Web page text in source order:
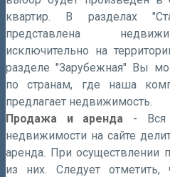
квартир. В разделах
представлена
исключительно на
разделе "Зарубежная" Вы
по странам, где наша
предлагает недвижимость.
Продажа и аренда - Вся
недвижимости на сайте
аренда. При осуществлении
из них. Следует отметить,